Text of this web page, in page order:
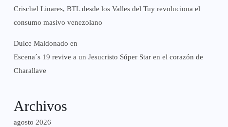
Crischel Linares, BTL desde los Valles del Tuy revoluciona el
consumo masivo venezolano
Dulce Maldonado en
Escena´s 19 revive a un Jesucristo Súper Star en el corazón de
Charallave
Archivos
agosto 2026